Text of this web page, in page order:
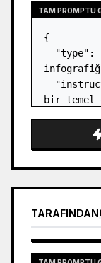
TAM PROMPTU
{
"type":
bir temel
TARAFINDAN